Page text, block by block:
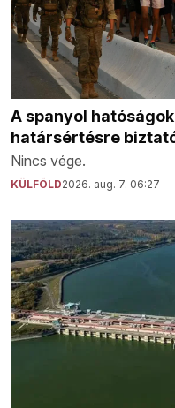
A spanyol
határsértésre
Nincs vége.
KÜLFÖLD2026. aug. 7. 06:27